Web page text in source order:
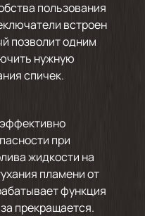
пользования
встроен
позволит одним
нужную
спичек.
при
жидкости на
пламени от
функция
прекращается.